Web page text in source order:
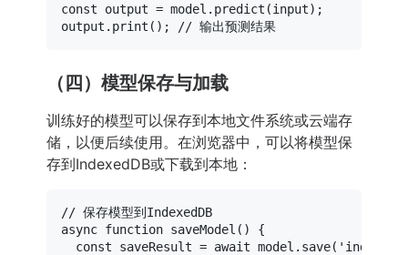
const output = model. predict (input);
output. print (); // 输出预测结果
（四）模型保存与加载
训练好的模型可以保存到本地文件系统或云端存
储，以便后续使用。在浏览器中，可以将模型保
存到IndexedDB或下载到本地：
// 保存模型到IndexedDB
async function saveModel ( ) {
const saveResult = await model. save(